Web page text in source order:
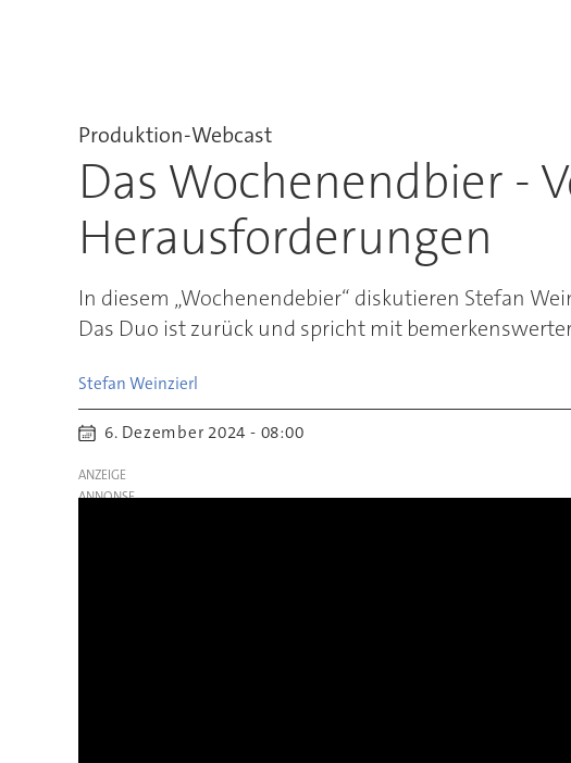
Produktion-Webcast
Das Wochenendbier -
Herausforderungen
In diesem „Wochenendebier“ diskutieren Stefan
Das Duo ist zurück und spricht mit
Stefan Weinzierl
6. Dezember 2024 - 08:00
ANZEIGE